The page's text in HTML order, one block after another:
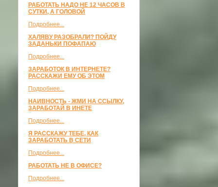
РАБОТАТЬ НАДО НЕ 12 ЧАСОВ В
СУТКИ, А ГОЛОВОЙ
Подробнее...
ХАЛЯВУ РАЗОБРАЛИ? ПОЙДУ
ЗАДАНЬКИ ПОФАПАЮ
Подробнее...
ЗАРАБОТОК В ИНТЕРНЕТЕ?
РАССКАЖИ ЕМУ ОБ ЭТОМ
Подробнее...
НАИВНОСТЬ - ЖМИ НА ССЫЛКУ,
ЗАРАБОТАЙ В ИНЕТЕ
Подробнее...
Я РАССКАЖУ ТЕБЕ, КАК
ЗАРАБОТАТЬ В СЕТИ
Подробнее...
РАБОТАТЬ НЕ В ОФИСЕ?
Подробнее...